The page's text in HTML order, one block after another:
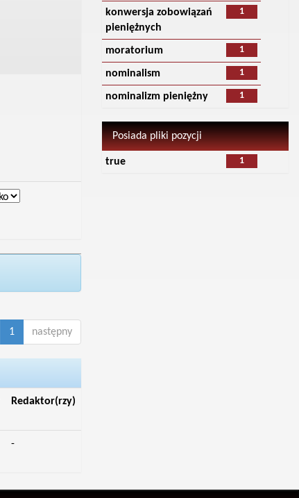
1 następny
Redaktor(rzy)
-
1
konwersja zobowiązań
pieniężnych
1
moratorium
1
nominalism
1
nominalizm pieniężny
Posiada pliki pozycji
1
true